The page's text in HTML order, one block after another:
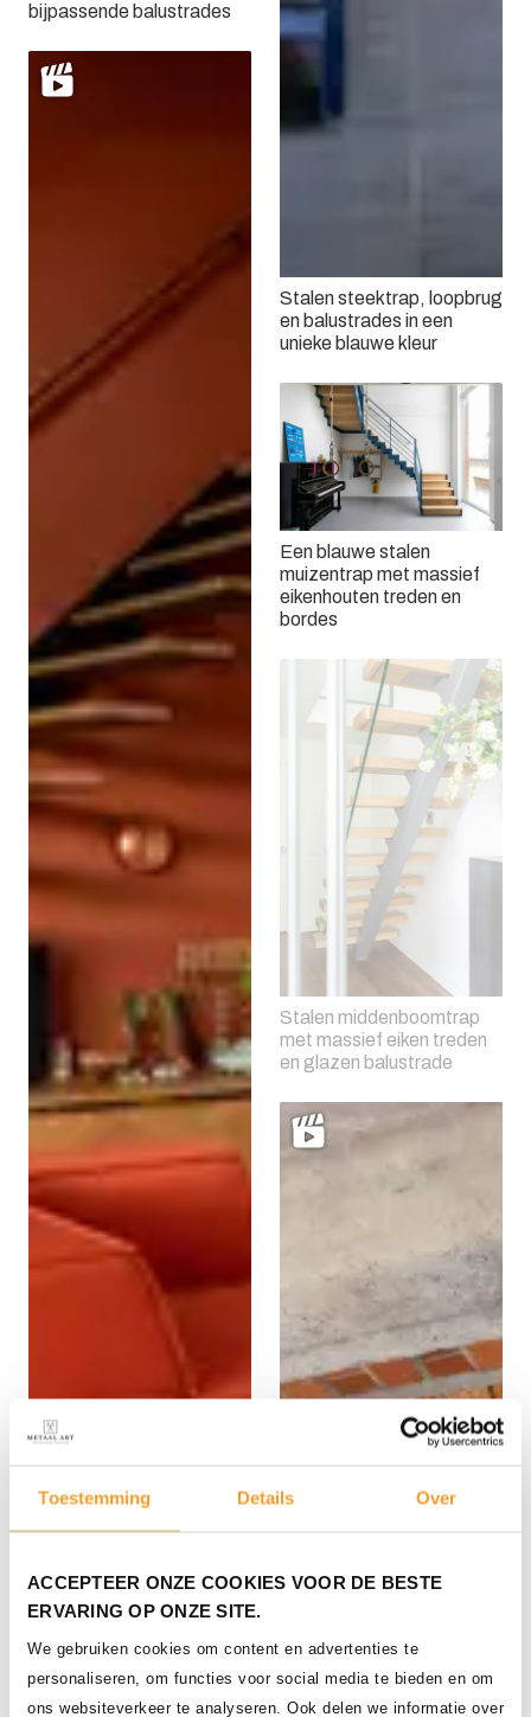
Toestemming Details Over
ACCEPTEER ONZE COOKIES VOOR DE BESTE
ERVARING OP ONZE SITE.
We gebruiken cookies om content en advertenties te
personaliseren, om functies voor social media te bieden en om
ons websiteverkeer te analyseren. Ook delen we informatie over
bijpassende balustrades
Zwevende stalen
steektrap met eikenhouten
Stalen steektrap, loopbrug
en balustrades in een
unieke blauwe kleur
Een blauwe stalen
muizentrap met massief
eikenhouten treden en
bordes
Stalen middenboomtrap
met massief eiken treden
en glazen balustrade